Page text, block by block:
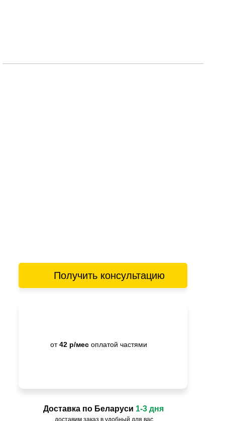
Получить консультацию
от42 р/мес оплатой частями
доставим заказ в удобный для вас
Доставка по Беларуси 1-3 дня